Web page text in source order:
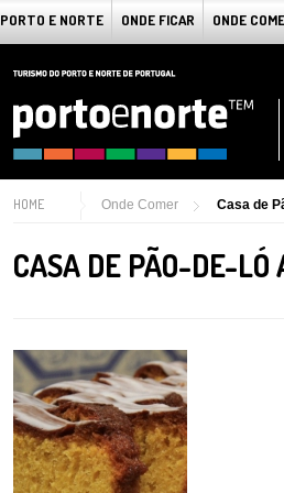
PORTO E NORTE ONDE FICAR ONDE
HOME Onde Comer Casa de
CASA DE PÃO-DE-